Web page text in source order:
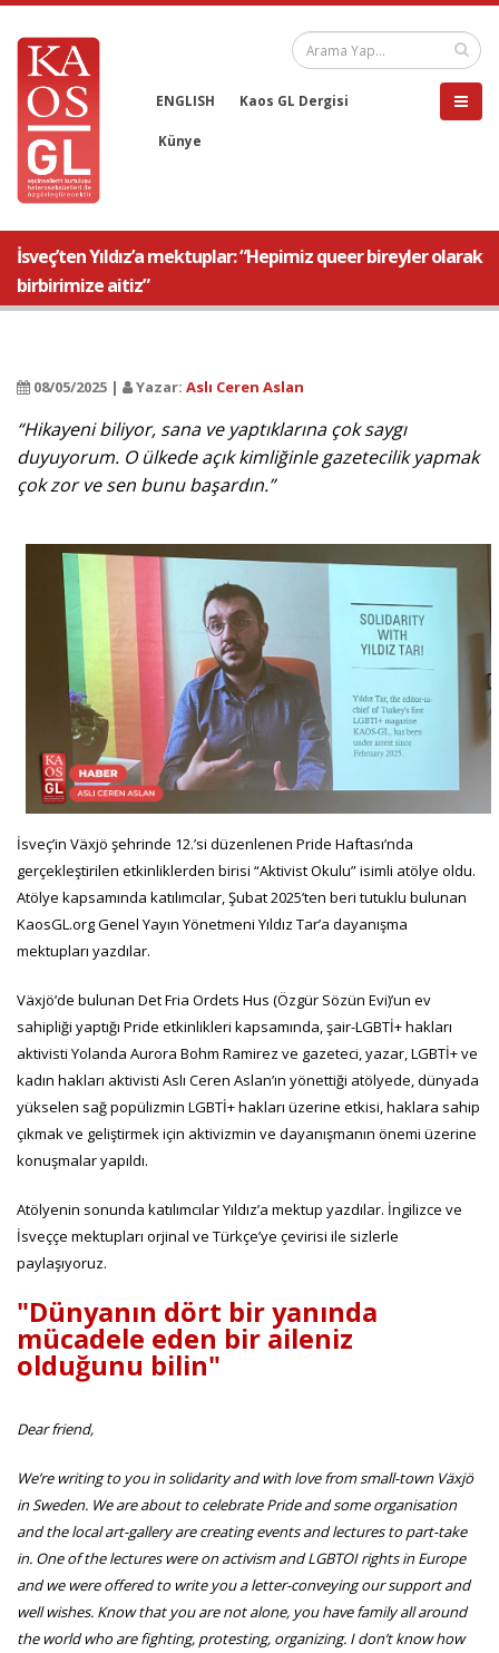
ENGLISH Kaos GL Dergisi
Künye
İsveç’ten Yıldız’a mektuplar: “Hepimiz queer bireyler olarak
birbirimize aitiz”
08/05/2025 | Yazar: Aslı Ceren Aslan
“Hikayeni biliyor, sana ve yaptıklarına çok saygı
duyuyorum. O ülkede açık kimliğinle gazetecilik yapmak
çok zor ve sen bunu başardın.”
İsveç’in Växjö şehrinde 12.’si düzenlenen Pride Haftası’nda
gerçekleştirilen etkinliklerden birisi “Aktivist Okulu” isimli atölye oldu.
Atölye kapsamında katılımcılar, Şubat 2025’ten beri tutuklu bulunan
KaosGL.org Genel Yayın Yönetmeni Yıldız Tar’a dayanışma
mektupları yazdılar.
Växjö’de bulunan Det Fria Ordets Hus (Özgür Sözün Evi)’un ev
sahipliği yaptığı Pride etkinlikleri kapsamında, şair-LGBTİ+ hakları
aktivisti Yolanda Aurora Bohm Ramirez ve gazeteci, yazar, LGBTİ+ ve
kadın hakları aktivisti Aslı Ceren Aslan’ın yönettiği atölyede, dünyada
yükselen sağ popülizmin LGBTİ+ hakları üzerine etkisi, haklara sahip
çıkmak ve geliştirmek için aktivizmin ve dayanışmanın önemi üzerine
konuşmalar yapıldı.
Atölyenin sonunda katılımcılar Yıldız’a mektup yazdılar. İngilizce ve
İsveççe mektupları orjinal ve Türkçe’ye çevirisi ile sizlerle
paylaşıyoruz.
"Dünyanın dört bir yanında
mücadele eden bir aileniz
olduğunu bilin"
Dear friend,
We’re writing to you in solidarity and with love from small-town Växjö
in Sweden. We are about to celebrate Pride and some organisation
and the local art-gallery are creating events and lectures to part-take
in. One of the lectures were on activism and LGBTOI rights in Europe
and we were offered to write you a letter-conveying our support and
well wishes. Know that you are not alone, you have family all around
the world who are fighting, protesting, organizing. I don’t know how